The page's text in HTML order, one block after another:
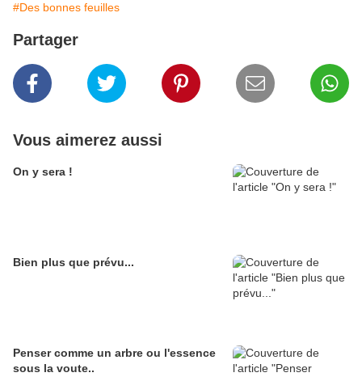
#Des bonnes feuilles
Partager
Vous aimerez aussi
On y sera !
Bien plus que prévu...
Penser comme un arbre ou l'essence
sous la voute..